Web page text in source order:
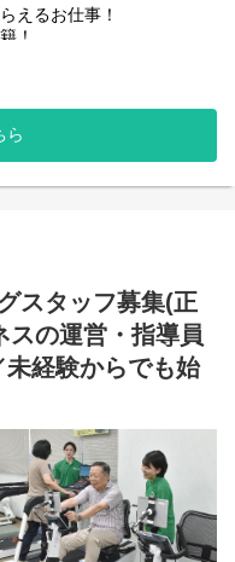
えるお仕事！
！
利厚生が充実
アルバイトスタッフ面
誘導、見守り
価
トレッチ、脳トレ）や、
ーニング）を行います。
運転し、ご利用者様のご
ら
スタッフ募集(正
の運営・指導員
未経験からでも始